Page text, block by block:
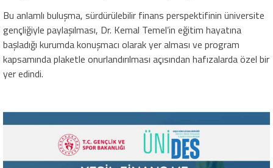
Bu anlamlı buluşma, sürdürülebilir finans perspektifinin üniversite
gençliğiyle paylaşılması, Dr. Kemal Temel’in eğitim hayatına
başladığı kurumda konuşmacı olarak yer alması ve program
kapsamında plaketle onurlandırılması açısından hafızalarda özel bir
yer edindi.